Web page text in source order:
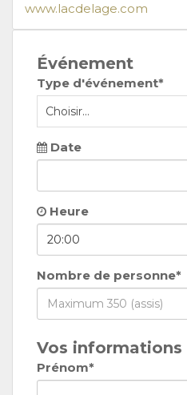
www.lacdelage.com
Événement
Type d'événement*
Date
Heure
Nombre de personne*
Vos informations
Prénom*